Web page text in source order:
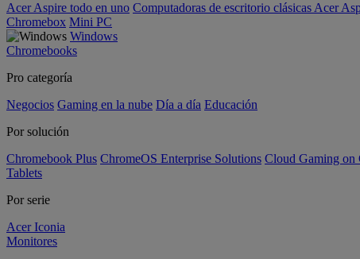
Acer Aspire todo en uno Computadoras de escritorio clásicas Acer
Chromebox Mini PC
Windows
Chromebooks
Pro categoría
Negocios Gaming en la nube Día a día Educación
Por solución
Chromebook Plus ChromeOS Enterprise Solutions Cloud Gaming on
Tablets
Por serie
Acer Iconia
Monitores